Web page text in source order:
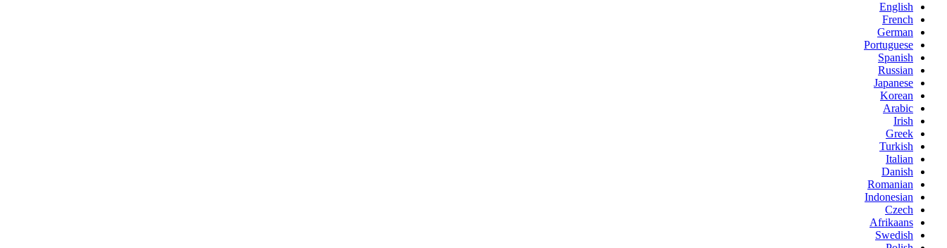
English
French
German
Portuguese
Spanish
Russian
Japanese
Korean
Arabic
Irish
Greek
Turkish
Italian
Danish
Romanian
Indonesian
Czech
Afrikaans
Swedish